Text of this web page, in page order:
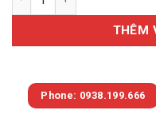
THÊM
Phone: 0938.199.666